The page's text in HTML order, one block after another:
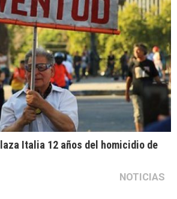
Italia 12 años del homicidio de
NOTICIAS